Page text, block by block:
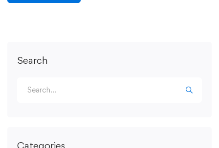
Search
Categories